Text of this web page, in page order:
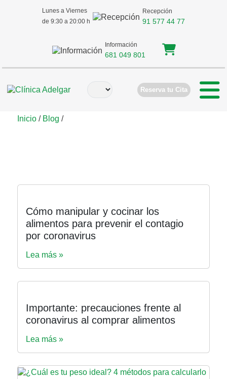
Lunes a Viernes
de 9:30 a 20:00 h
Recepción
91 577 44 77
Información
681 049 801
Reserva tu Cita
Inicio / Blog /
Cómo manipular y cocinar los
alimentos para prevenir el contagio
por coronavirus
Lea más »
Importante: precauciones frente al
coronavirus al comprar alimentos
Lea más »